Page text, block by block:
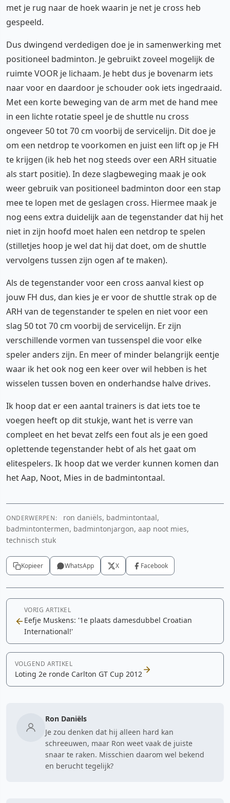
met je rug naar de hoek waarin je net je cross heb
gespeeld.
Dus dwingend verdedigen doe je in samenwerking met
positioneel badminton. Je gebruikt zoveel mogelijk de
ruimte VOOR je lichaam. Je hebt dus je bovenarm iets
naar voor en daardoor je schouder ook iets ingedraaid.
Met een korte beweging van de arm met de hand mee
in een lichte rotatie speel je de shuttle nu cross
ongeveer 50 tot 70 cm voorbij de servicelijn. Dit doe je
om een netdrop te voorkomen en juist een lift op je FH
te krijgen (ik heb het nog steeds over een ARH situatie
als start positie). In deze slagbeweging maak je ook
weer gebruik van positioneel badminton door een stap
mee te lopen met de geslagen cross. Hiermee maak je
nog eens extra duidelijk aan de tegenstander dat hij het
niet in zijn hoofd moet halen een netdrop te spelen
(stilletjes hoop je wel dat hij dat doet, om de shuttle
vervolgens tussen zijn ogen af te maken).
Als de tegenstander voor een cross aanval kiest op
jouw FH dus, dan kies je er voor de shuttle strak op de
ARH van de tegenstander te spelen en niet voor een
slag 50 tot 70 cm voorbij de servicelijn. Er zijn
verschillende vormen van tussenspel die voor elke
speler anders zijn. En meer of minder belangrijk eentje
waar ik het ook nog een keer over wil hebben is het
wisselen tussen boven en onderhandse halve drives.
Ik hoop dat er een aantal trainers is dat iets toe te
voegen heeft op dit stukje, want het is verre van
compleet en het bevat zelfs een fout als je een goed
oplettende tegenstander hebt of als het gaat om
elitespelers. Ik hoop dat we verder kunnen komen dan
het Aap, Noot, Mies in de badmintontaal.
ONDERWERPEN:
ron daniëls, badmintontaal,
badmintontermen, badmintonjargon, aap noot mies,
technisch stuk
Kopieer WhatsApp X Facebook
VORIG ARTIKEL
Eefje Muskens: '1e plaats damesdubbel Croatian
International!'
VOLGEND ARTIKEL
Loting 2e ronde Carlton GT Cup 2012
Ron Daniëls
Je zou denken dat hij alleen hard kan
schreeuwen, maar Ron weet vaak de juiste
snaar te raken. Misschien daarom wel bekend
en berucht tegelijk?